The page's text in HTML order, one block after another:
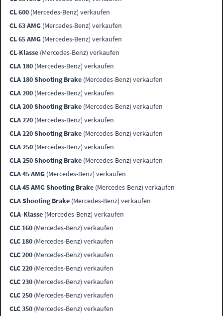
CL 600 (Mercedes-Benz) verkaufen
CL 63 AMG (Mercedes-Benz) verkaufen
CL 65 AMG (Mercedes-Benz) verkaufen
CL-Klasse (Mercedes-Benz) verkaufen
CLA 180 (Mercedes-Benz) verkaufen
CLA 180 Shooting Brake (Mercedes-Benz) verkaufen
CLA 200 (Mercedes-Benz) verkaufen
CLA 200 Shooting Brake (Mercedes-Benz) verkaufen
CLA 220 (Mercedes-Benz) verkaufen
CLA 220 Shooting Brake (Mercedes-Benz) verkaufen
CLA 250 (Mercedes-Benz) verkaufen
CLA 250 Shooting Brake (Mercedes-Benz) verkaufen
CLA 45 AMG (Mercedes-Benz) verkaufen
CLA 45 AMG Shooting Brake (Mercedes-Benz) verkaufen
CLA Shooting Brake (Mercedes-Benz) verkaufen
CLA-Klasse (Mercedes-Benz) verkaufen
CLC 160 (Mercedes-Benz) verkaufen
CLC 180 (Mercedes-Benz) verkaufen
CLC 200 (Mercedes-Benz) verkaufen
CLC 220 (Mercedes-Benz) verkaufen
CLC 230 (Mercedes-Benz) verkaufen
CLC 250 (Mercedes-Benz) verkaufen
CLC 350 (Mercedes-Benz) verkaufen